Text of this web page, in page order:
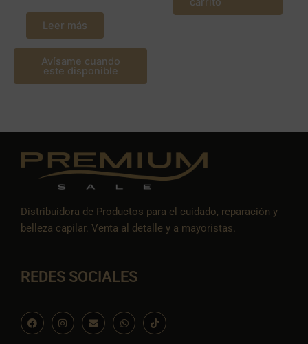
Leer más
Avísame cuando
este disponible
Distribuidora de Productos para el cuidado, reparación y
belleza capilar. Venta al detalle y a mayoristas.
REDES SOCIALES
F
a
c
I
n
s
E
n
v
W
h
a
I
c
o